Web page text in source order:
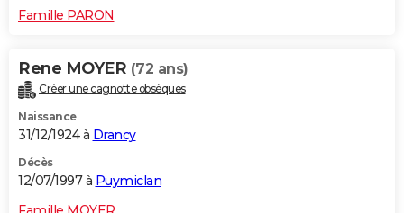
Famille PARON
Rene MOYER (72 ans)
Créer une cagnotte obsèques
Naissance
31/12/1924 à Drancy
Décès
12/07/1997 à Puymiclan